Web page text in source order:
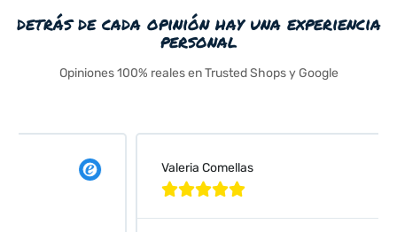
detrás de cada opinión hay una experiencia
personal
Opiniones 100% reales en Trusted Shops y Google
Valeria Comellas